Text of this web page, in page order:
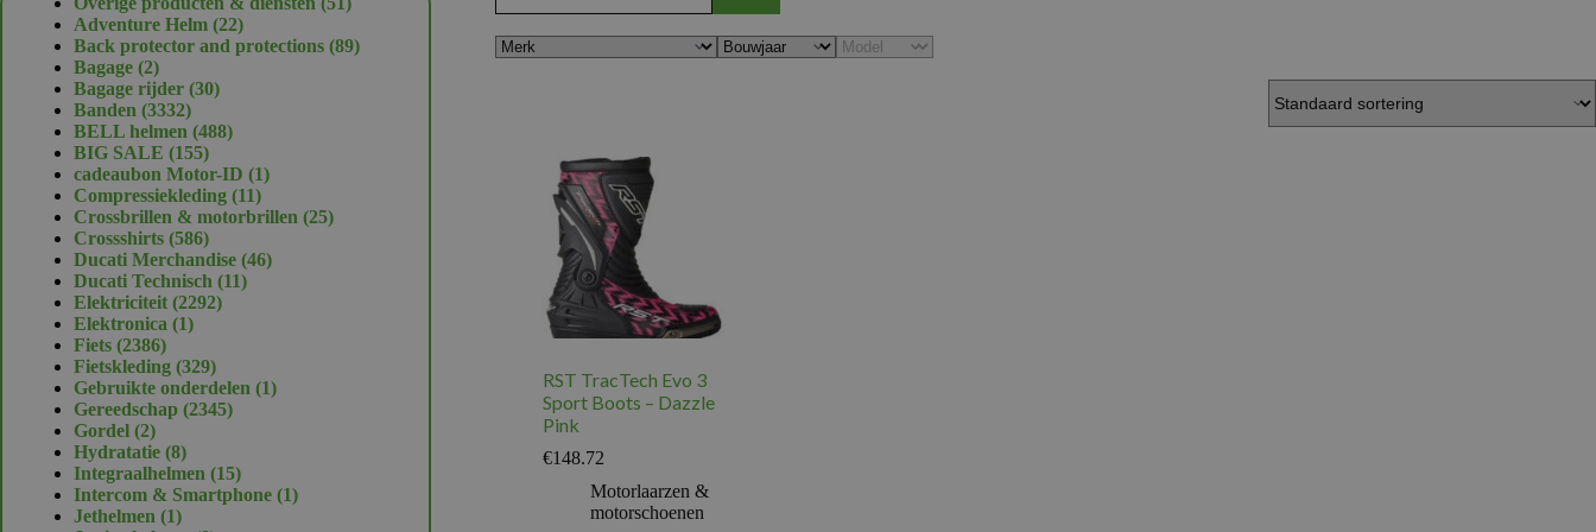
RST TracTech Evo 3
Sport Boots – Dazzle
Pink
€148.72
Motorlaarzen &
motorschoenen
Adventure Helm 2222
producten
Back protector and protections 8989
Bagage 22
producten
Bagage rijder 3030
Banden 33323332
producten
BELL helmen 488488
BIG SALE 155155
producten
cadeaubon Motor-ID 11
Compressiekleding 1111
producten
Crossbrillen & motorbrillen 2525
Crossshirts 586586
producten
Ducati Merchandise 4646
Ducati Technisch 1111
Elektriciteit 22922292
Elektronica 11
Fiets 23862386
producten
Fietskleding 329329
producten
Gebruikte onderdelen 11
Gereedschap 23452345
Gordel 22
producten
Hydratatie 88
producten
Integraalhelmen 1515
producten
Intercom & Smartphone 11
Jethelmen 11